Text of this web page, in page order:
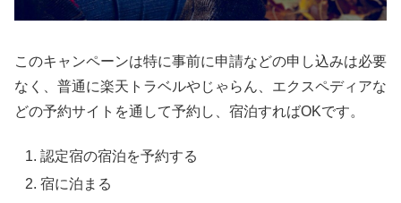
このキャンペーンは特に事前に申請などの申し込みは必要
なく、普通に楽天トラベルやじゃらん、エクスペディアな
どの予約サイトを通して予約し、宿泊すればOKです。
認定宿の宿泊を予約する
宿に泊まる